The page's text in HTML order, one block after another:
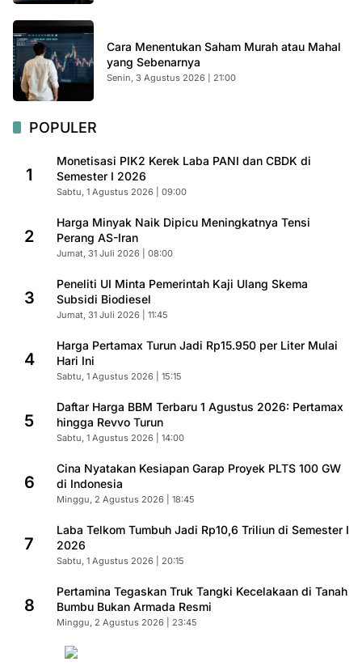
Cara Menentukan Saham Murah atau Mahal
yang Sebenarnya
Senin, 3 Agustus 2026 | 21:00
POPULER
1
Monetisasi PIK2 Kerek Laba PANI dan CBDK di
Semester I 2026
Sabtu, 1 Agustus 2026 | 09:00
2
Harga Minyak Naik Dipicu Meningkatnya Tensi
Perang AS-Iran
Jumat, 31 Juli 2026 | 08:00
3
Peneliti UI Minta Pemerintah Kaji Ulang Skema
Subsidi Biodiesel
Jumat, 31 Juli 2026 | 11:45
4
Harga Pertamax Turun Jadi Rp15.950 per Liter Mulai
Hari Ini
Sabtu, 1 Agustus 2026 | 15:15
5
Daftar Harga BBM Terbaru 1 Agustus 2026: Pertamax
hingga Revvo Turun
Sabtu, 1 Agustus 2026 | 14:00
6
Cina Nyatakan Kesiapan Garap Proyek PLTS 100 GW
di Indonesia
Minggu, 2 Agustus 2026 | 18:45
7
Laba Telkom Tumbuh Jadi Rp10,6 Triliun di Semester I
2026
Sabtu, 1 Agustus 2026 | 20:15
8
Pertamina Tegaskan Truk Tangki Kecelakaan di Tanah
Bumbu Bukan Armada Resmi
Minggu, 2 Agustus 2026 | 23:45